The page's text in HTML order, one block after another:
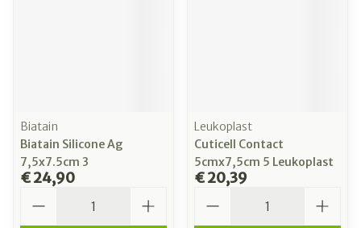
Biatain
Biatain Silicone Ag
7,5x7.5cm 3
€ 24,90
Leukoplast
Cuticell Contact
5cmx7,5cm 5 Leukoplast
€ 20,39